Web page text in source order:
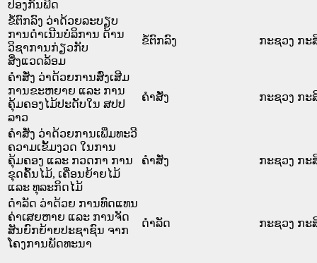
ປ້ອງກັນພືດ
ຂໍ້ຕົກລົງ ວ່າດ້ວຍລະບຽບ
ການດຳເນີນບໍລິການ ດ້ານ
ວິຊາການກ່ຽວກັບ
ສິ່ງແວດລ້ອມ
ຂໍ້ຕົກລົງ ກະຊວງ ກະ
ຄຳສັ່ງ ວ່າດ້ວຍການສົ່ງເສີມ
ການຂະຫຍາຍ ແລະ ການ
ຄຸ້ມຄອງໄມ້ປະດັບໃນ ສປປ
ລາວ
ຄໍາສັ່ງ ກະຊວງ ກະ
ຄຳສັ່ງ ວ່າດ້ວຍການເພີ່ມທະວີ
ຄວາມເຂັ້ມງວດ ໃນການ
ຄຸ້ມຄອງ ແລະ ກວດກາ ການ
ຂຸດຄົ້ນໄມ້, ເຄື່ອນຍ້າຍໄມ້
ແລະ ທຸລະກິດໄມ້
ຄໍາສັ່ງ ກະຊວງ ກະ
ດຳລັດ ວ່າດ້ວຍ ການທົດແທນ
ຄ່າເສຍຫາຍ ແລະ ການຈັດ
ສັນຍົກຍ້າຍປະຊາຊົນ ຈາກ
ໂຄງການພັດທະນາ
ດໍາລັດ ກະຊວງ ກະ